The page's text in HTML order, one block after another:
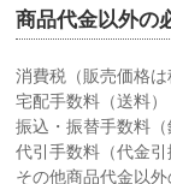
商品代金以外の
消費税（販売価格は
宅配手数料（送料）
振込・振替手数料（
代引手数料（代金引
その他商品代金以